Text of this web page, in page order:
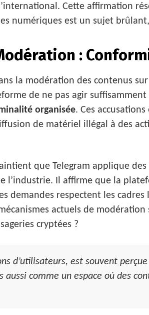
Cette affirmation
numériques est un sujet
:
la modération des contenus sur
de ne pas agir
organisée. Ces
de matériel illégal à des
que Telegram applique
l’industrie. Il affirme que la
demandes respectent les cadres
actuels de modération
cryptées ?
d’utilisateurs, est souvent
aussi comme un espace où des